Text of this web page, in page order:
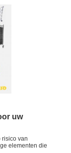
uw
risico van
elementen die